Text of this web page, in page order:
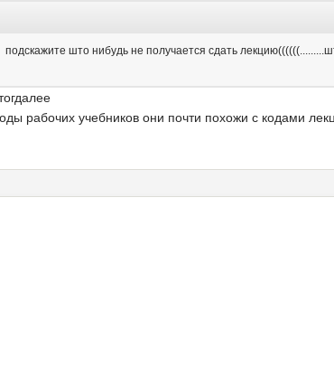
подскажите што нибудь не получается сдать
рабочих учебников они почти похожи с кодами